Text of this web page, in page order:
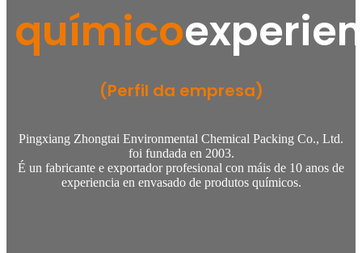
químico
(Perfil da empresa)
Pingxiang Zhongtai Environmental Chemical Packing Co., Ltd.
foi fundada en 2003.
É un fabricante e exportador profesional con máis de 10 anos de
experiencia en envasado de produtos químicos.